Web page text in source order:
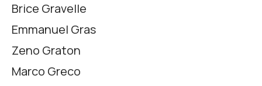
Brice Gravelle
Emmanuel Gras
Zeno Graton
Marco Greco